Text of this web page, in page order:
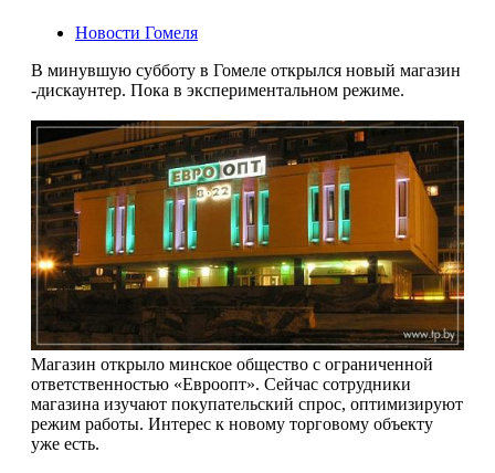
Новости Гомеля
В минувшую субботу в Гомеле открылся новый магазин
-дискаунтер. Пока в экспериментальном режиме.
Магазин открыло минское общество с ограниченной
ответственностью «Евроопт». Сейчас сотрудники
магазина изучают покупательский спрос, оптимизируют
режим работы. Интерес к новому торговому объекту
уже есть.